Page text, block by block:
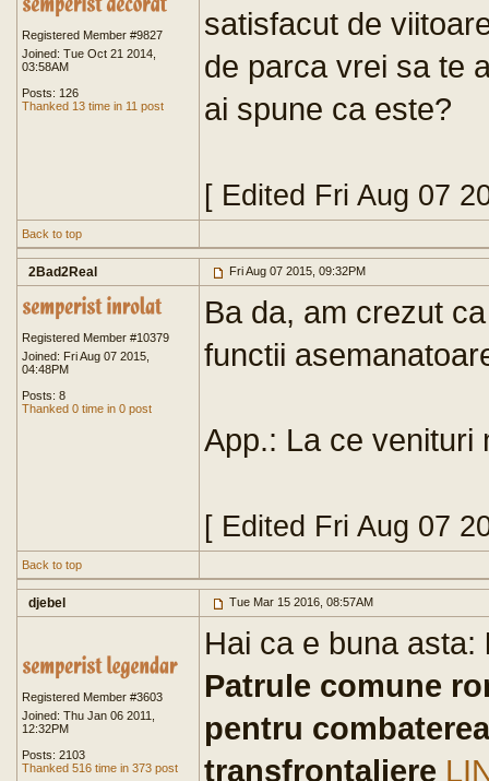
Registered Member #9827
Joined: Tue Oct 21 2014,
03:58AM
Posts: 126
Thanked 13 time in 11 post
satisfacut de
de parca vrei sa te
ai spune ca este?
[ Edited Fri Aug 07
Back to top
2Bad2Real Fri Aug 07 2015, 09:32PM
Registered Member #10379
Joined: Fri Aug 07 2015,
04:48PM
Posts: 8
Thanked 0 time in 0 post
Ba da, am crezut
functii
App.: La ce venituri
[ Edited Fri Aug 07
Back to top
djebel Tue Mar 15 2016, 08:57AM
Registered Member #3603
Joined: Thu Jan 06 2011,
12:32PM
Posts: 2103
Thanked 516 time in 373 post
Hai ca e buna asta:
Patrule comune
pentru
transfrontaliere